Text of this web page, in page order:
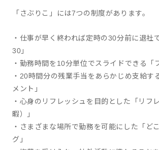
「さぶりこ」には7つの制度があります。
・仕事が早く終われば定時の30分前に退社
30」
・勤務時間を10分単位でスライドできる「
・20時間分の残業手当をあらかじめ支給す
メント」
・心身のリフレッシュを目的とした「リフ
暇）」
・さまざまな場所で勤務を可能にした「ど
グ」